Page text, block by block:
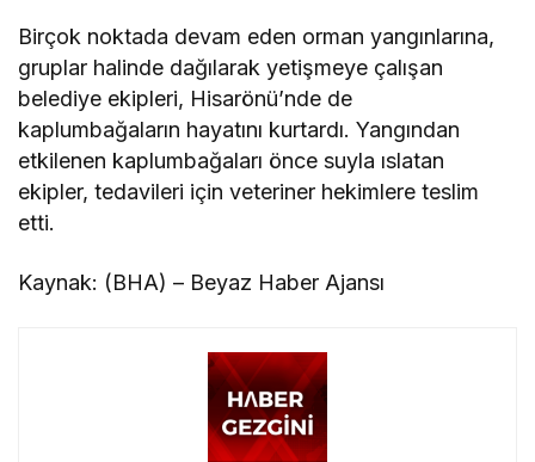
Birçok noktada devam eden orman yangınlarına,
gruplar halinde dağılarak yetişmeye çalışan
belediye ekipleri, Hisarönü’nde de
kaplumbağaların hayatını kurtardı. Yangından
etkilenen kaplumbağaları önce suyla ıslatan
ekipler, tedavileri için veteriner hekimlere teslim
etti.
Kaynak: (BHA) – Beyaz Haber Ajansı